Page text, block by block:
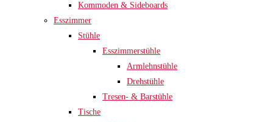
Kommoden & Sideboards
Esszimmer
Stühle
Esszimmerstühle
Armlehnstühle
Drehstühle
Tresen- & Barstühle
Tische